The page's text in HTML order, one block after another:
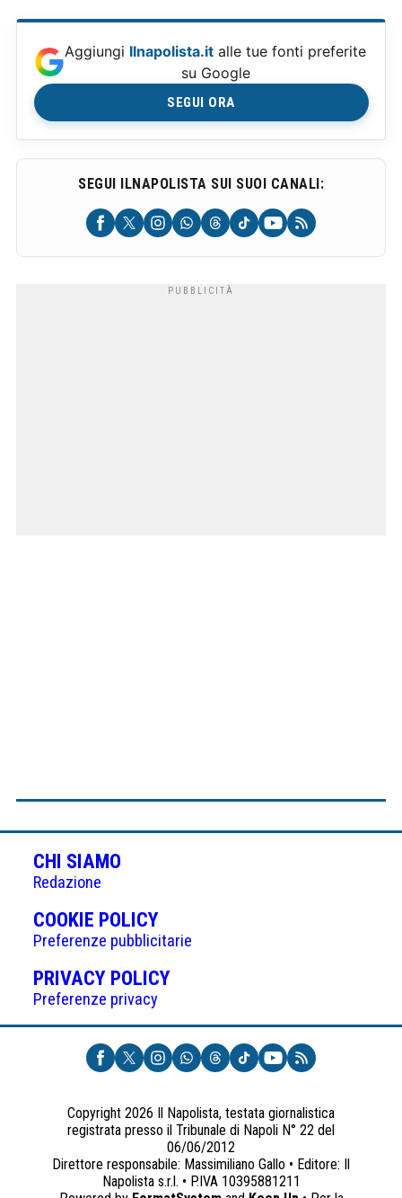
Aggiungi Ilnapolista.it alle tue fonti preferite
su Google
SEGUI ORA
SEGUI ILNAPOLISTA SUI SUOI CANALI:
CHI SIAMO
Redazione
COOKIE POLICY(APRE
IN
UNA
NUOVA
Preferenze pubblicitarie
PRIVACY POLICY(APRE
UNA
NUOVA
SCHEDA)
Preferenze privacy
Copyright 2026 Il Napolista, testata giornalistica
registrata presso il Tribunale di Napoli N° 22 del
06/06/2012
Direttore responsabile: Massimiliano Gallo • Editore: Il
Napolista s.r.l. • P.IVA 10395881211